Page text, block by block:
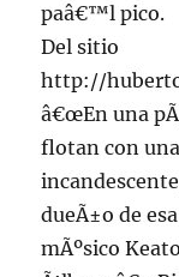
paâ€™l pico.
Del sitio
http://
â€œEn una
flotan con
dueÃ±o de
mÃºsico